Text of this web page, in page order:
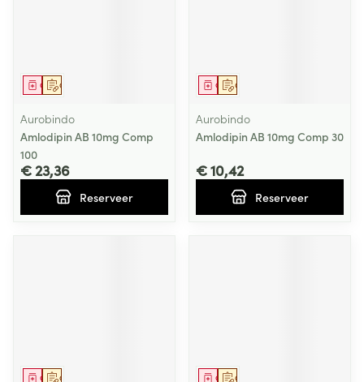
Op voorschrift
Geneesmiddel
Aurobindo
Amlodipin AB 10mg Comp
100
€ 23,36
Reserveer
Op voorschrift
Geneesmiddel
Aurobindo
Amlodipin AB 10mg Comp 30
€ 10,42
Reserveer
Op voorschrift
Geneesmiddel Op voorschrift
Geneesmiddel